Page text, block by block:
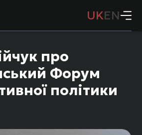
UKEN
про
Форум
політики